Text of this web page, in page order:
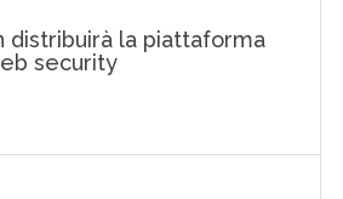
distribuirà la piattaforma
security